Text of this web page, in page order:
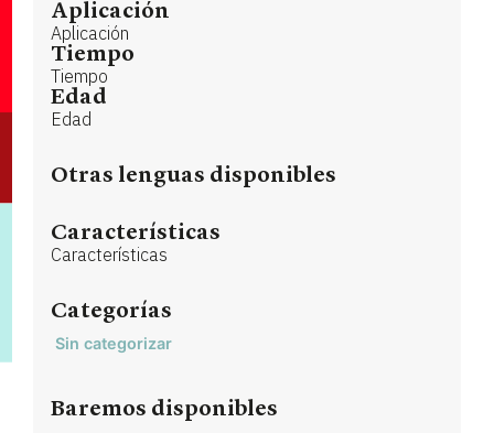
Aplicación
Aplicación
Tiempo
Tiempo
Edad
Edad
Otras lenguas disponibles
Características
Características
Categorías
Sin categorizar
Baremos disponibles